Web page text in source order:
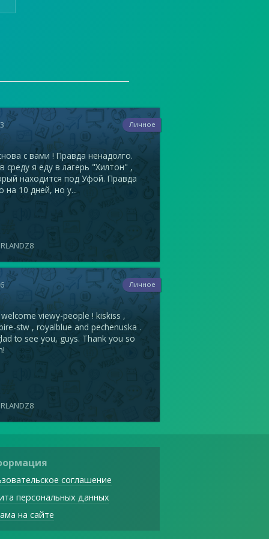
Личное
с вами ! Правда ненадолго.
среду я еду в лагерь "Хилтон" ,
находится под Уфой. Правда
на 10 дней, но у...
Личное
viewy-people ! kiskiss ,
stw , royalblue and pechenuska .
to see you, guys. Thank you so
соглашение
персональных данных
на сайте